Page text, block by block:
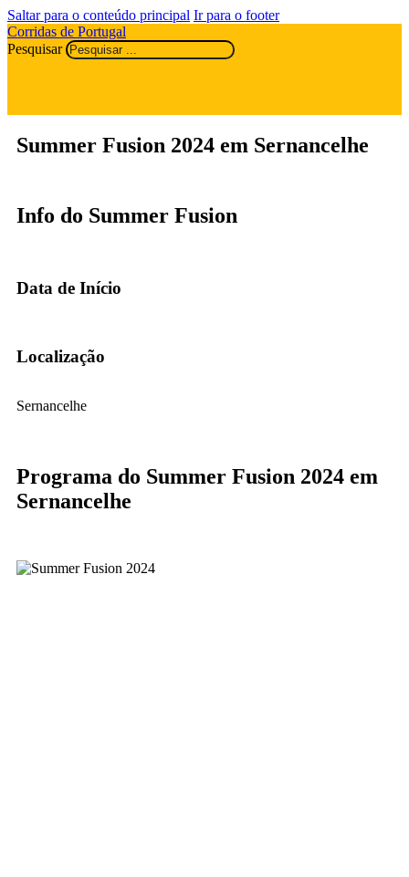
Saltar para o conteúdo principal Ir para o footer
Corridas de Portugal
Pesquisar
Summer Fusion 2024 em Sernancelhe
Info do Summer Fusion
Data de Início
Localização
Sernancelhe
Programa do Summer Fusion 2024 em
Sernancelhe